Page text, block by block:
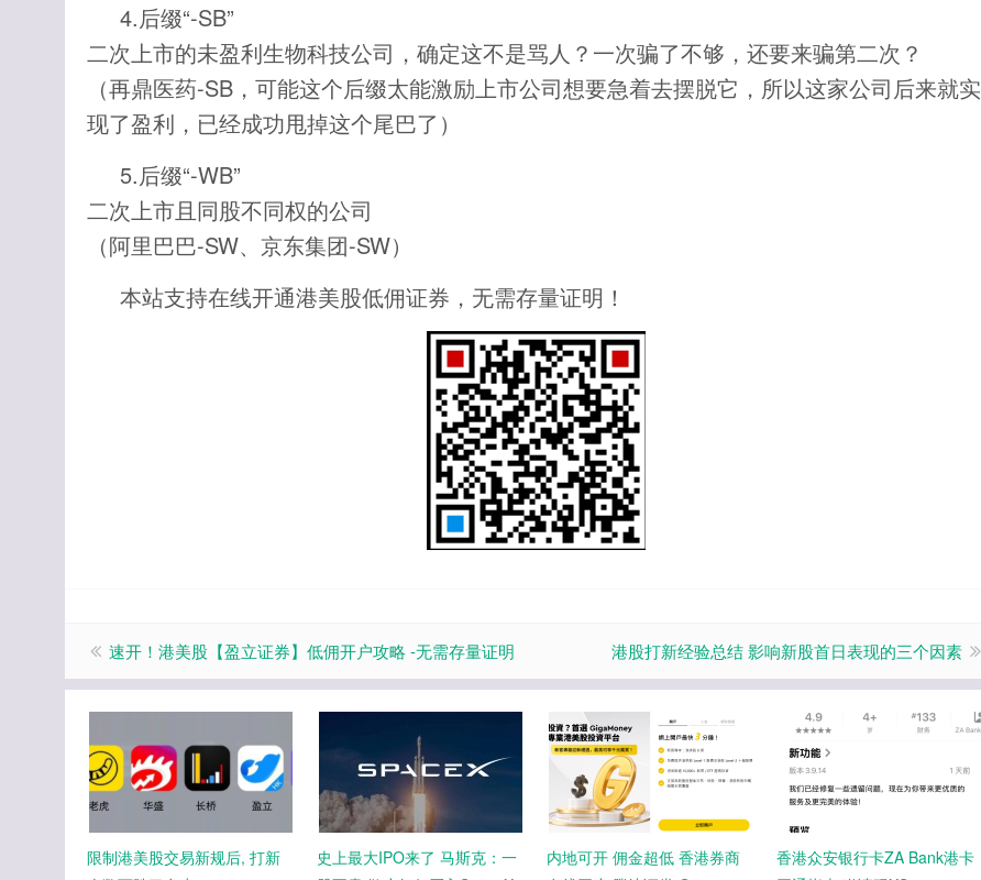
4.后缀“-SB”
二次上市的未盈利生物科技公司，确定这不是骂人？一次骗了不够，还要来骗第二次？
（再鼎医药-SB，可能这个后缀太能激励上市公司想要急着去摆脱它，所以这家公司后来就实
现了盈利，已经成功甩掉这个尾巴了）
5.后缀“-WB”
二次上市且同股不同权的公司
（阿里巴巴-SW、京东集团-SW）
本站支持在线开通港美股低佣证券，无需存量证明！
速开！港美股【盈立证券】低佣开户攻略 -无需存量证明 港股打新经验总结 影响新股首日表现的三个因素
限制港美股交易新规后, 打新
史上最大IPO来了 马斯克：一
内地可开 佣金超低 香港券商
香港众安银行卡ZA Bank港卡